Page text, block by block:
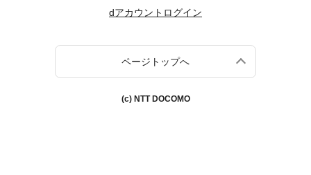
dアカウントログイン
ページトップへ
(c) NTT DOCOMO